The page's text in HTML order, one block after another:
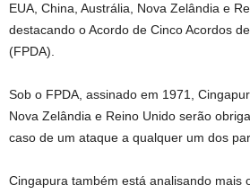
EUA, China, Austrália, Nova Zelândia e
destacando o Acordo de Cinco Acordos
(FPDA).
Sob o FPDA, assinado em 1971,
Nova Zelândia e Reino Unido serão
caso de um ataque a qualquer um dos
Cingapura também está analisando mais